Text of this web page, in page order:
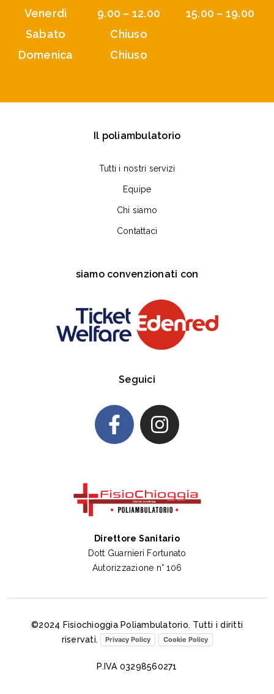
Venerdì
9.00 – 12.00
15.00 – 19.00
Sabato
Chiuso
Domenica
Chiuso
Direttore Sanitario
Dott Guarnieri Fortunato
Autorizzazione n° 106
Il poliambulatorio
Tutti i nostri servizi
Equipe
Chi siamo
Contattaci
siamo convenzionati con
Seguici
©2024 Fisiochioggia Poliambulatorio. Tutti i diritti
riservati.
Privacy Policy Cookie Policy
P.IVA 03298560271